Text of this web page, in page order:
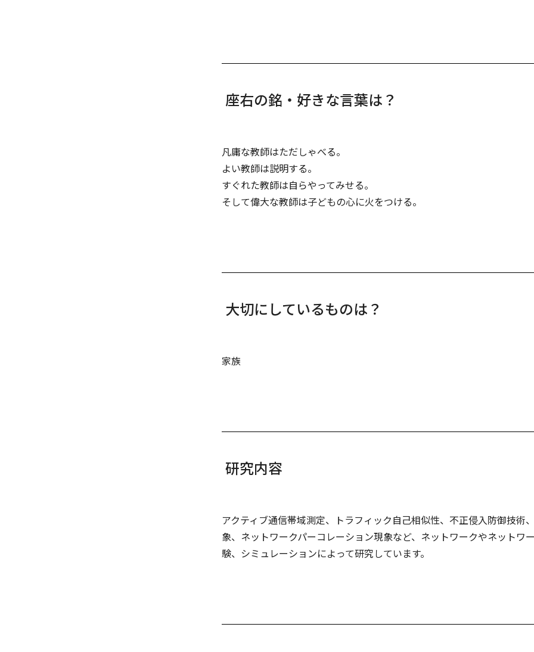
座右の銘・好きな言葉は？
凡庸な教師はただしゃべる。
よい教師は説明する。
すぐれた教師は自らやってみせる。
そして偉大な教師は子どもの心に火をつける。
大切にしているものは？
家族
研究内容
アクティブ通信帯域測定、トラフィック自己相似性、不正侵入防御技術
象、ネットワークパーコレーション現象など、ネットワークやネットワ
験、シミュレーションによって研究しています。